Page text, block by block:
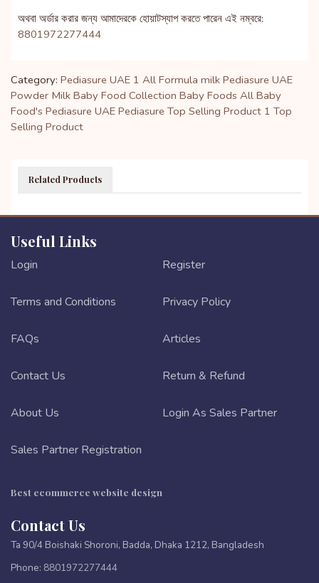
অথবা অর্ডার করার জন্য আমাদেরকে হোয়াটস্যাপ করতে পারেন এই নম্বরে:
8801972277444
Category: Pediasure UAE 1 All Formula milk Pediasure UAE
Powder Milk Baby Food Collection Baby Foods All Baby
Food's Pediasure UAE Pediasure Top Selling Product 1 Top
Selling Product
Related Products
Useful Links
Login Register
Terms and Conditions Privacy Policy
FAQs Articles
Contact Us Return & Refund
About Us Login As Sales Partner
Sales Partner Registration
Best ecommerce website design
Contact Us
Ta 90/4 Boishaki Shoroni, Badda, Dhaka 1212, Bangladesh
Phone: 8801972277444